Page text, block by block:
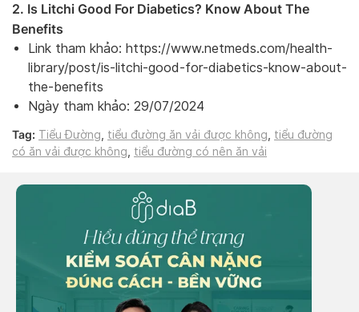
2. Is Litchi Good For Diabetics? Know About The
Benefits
Link tham khảo: https://www.netmeds.com/health-
library/post/is-litchi-good-for-diabetics-know-about-
the-benefits
Ngày tham khảo: 29/07/2024
Tag: Tiểu Đường tiểu đường ăn vải được không
tiểu đường
có ăn vải được không
tiểu đường có nên ăn vải